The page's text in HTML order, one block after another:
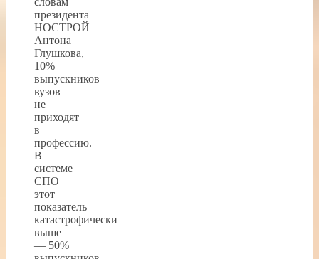
президента
НОСТРОЙ
Антона
Глушкова,
10%
выпускников
вузов
не
приходят
в
профессию.
В
системе
СПО
этот
показатель
катастрофически
выше
— 50%